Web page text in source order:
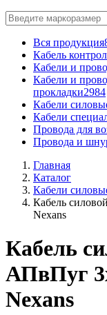
Вся продукция
Кабель
Кабели и
Кабели и
прокладки2984
Кабели
Кабели
Провода для
Провода и
Главная
Каталог
Кабели
Кабель
Nexans
Кабель
АПвПуг
Nexans